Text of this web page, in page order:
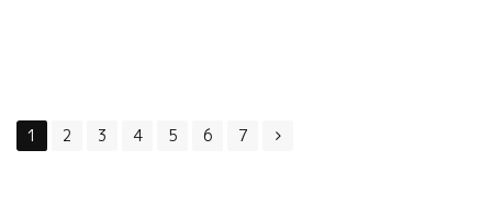
を発表している。
Posts
navigation
1 2 3 4 5 6 7